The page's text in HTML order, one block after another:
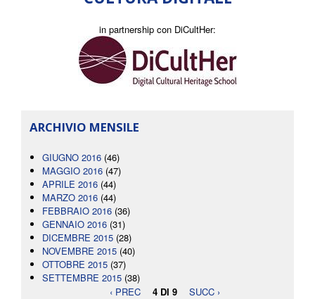
in partnership con DiCultHer:
ARCHIVIO MENSILE
GIUGNO 2016 (46)
MAGGIO 2016 (47)
APRILE 2016 (44)
MARZO 2016 (44)
FEBBRAIO 2016 (36)
GENNAIO 2016 (31)
DICEMBRE 2015 (28)
NOVEMBRE 2015 (40)
OTTOBRE 2015 (37)
SETTEMBRE 2015 (38)
‹ PREC
4 DI 9 SUCC ›